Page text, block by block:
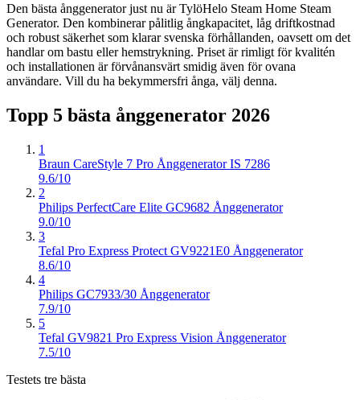
Den bästa ånggenerator just nu är TylöHelo Steam Home Steam
Generator. Den kombinerar pålitlig ångkapacitet, låg driftkostnad
och robust säkerhet som klarar svenska förhållanden, oavsett om det
handlar om bastu eller hemstrykning. Priset är rimligt för kvalitén
och installationen är förvånansvärt smidig även för ovana
användare. Vill du ha bekymmersfri ånga, välj denna.
Topp 5 bästa ånggenerator 2026
1
Braun CareStyle 7 Pro Ånggenerator IS 7286
9.6/10
2
Philips PerfectCare Elite GC9682 Ånggenerator
9.0/10
3
Tefal Pro Express Protect GV9221E0 Ånggenerator
8.6/10
4
Philips GC7933/30 Ånggenerator
7.9/10
5
Tefal GV9821 Pro Express Vision Ånggenerator
7.5/10
Testets tre bästa